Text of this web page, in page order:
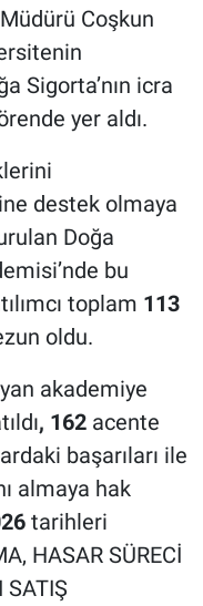
Coşkun
Sigorta’nın icra
yer aldı.
destek olmaya
Doğa
bu
toplam 113
oldu.
akademiye
, 162 acente
başarıları ile
almaya hak
tarihleri
HASAR SÜRECİ
SATIŞ